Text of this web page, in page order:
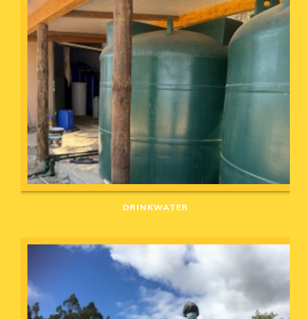
DRINKWATER